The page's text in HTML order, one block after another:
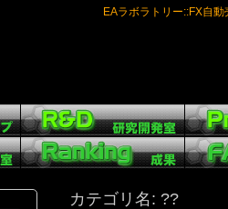
EAラボラトリー::FX自
カテゴリ名: ??